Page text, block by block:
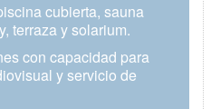
cubierta, sauna
terraza y solarium.
con capacidad para
y servicio de